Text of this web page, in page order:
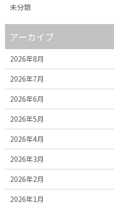
未分類
アーカイブ
2026年8月
2026年7月
2026年6月
2026年5月
2026年4月
2026年3月
2026年2月
2026年1月